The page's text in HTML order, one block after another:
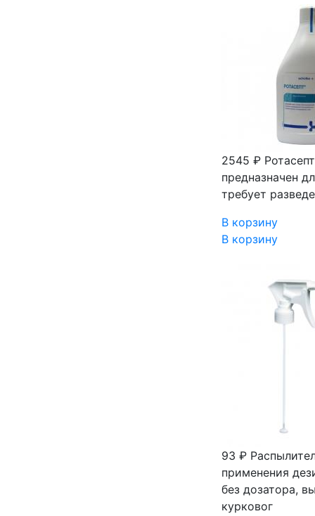
2545 ₽
предназначен
требует
В корзину
В корзину
93 ₽
применения
без дозатора,
курковог